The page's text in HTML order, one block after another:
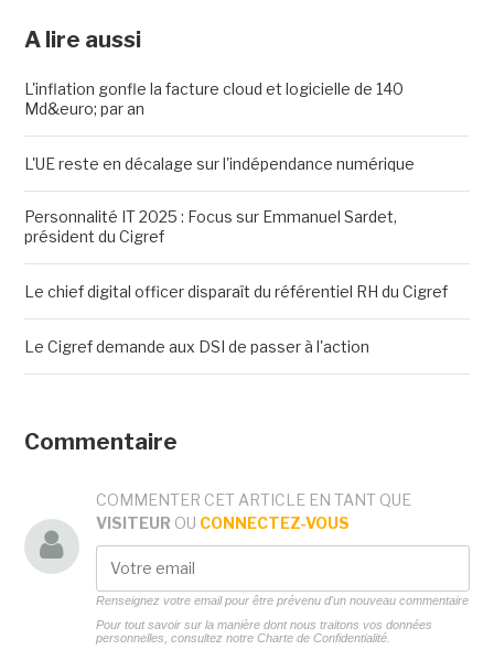
A lire aussi
L'inflation gonfle la facture cloud et logicielle de 140
Md&euro; par an
L'UE reste en décalage sur l'indépendance numérique
Personnalité IT 2025 : Focus sur Emmanuel Sardet,
président du Cigref
Le chief digital officer disparaît du référentiel RH du Cigref
Le Cigref demande aux DSI de passer à l'action
Commentaire
COMMENTER CET ARTICLE EN TANT QUE
VISITEUR OU CONNECTEZ-VOUS
Renseignez votre email pour être prévenu d'un nouveau commentaire
Pour tout savoir sur la manière dont nous traitons vos données
personnelles, consultez notre Charte de Confidentialité.